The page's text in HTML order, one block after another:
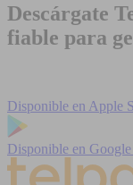
Descárgate
fiable para
Disponible en Apple
Disponible en